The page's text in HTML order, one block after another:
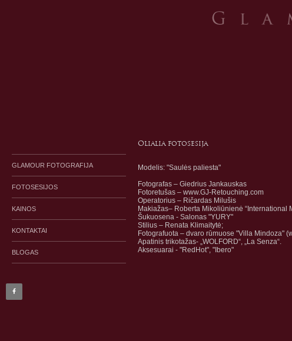
GLAMOUR FOTOGRAFIJA
FOTOSESIJOS
KAINOS
KONTAKTAI
BLOGAS
Olialia fotosesija
Modelis: "Saulės paliesta"
Fotografas – Giedrius Jankauskas
Fotoretušas – www.GJ-Retouching.com
Operatorius – Ričardas Milušis
Makiažas– Roberta Mikoliūnienė “International
Šukuosena - Salonas "YURY"
Stilius – Renata Klimaitytė;
Fotografuota – dvaro rūmuose "Villa Mindoza"
Apatinis trikotažas- „WOLFORD“, „La Senza“.
Aksesuarai - "RedHot", "Ibero"